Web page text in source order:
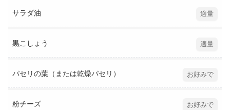
サラダ油 適量
黒こしょう 適量
パセリの葉（または乾燥パセリ） お好みで
粉チーズ お好みで